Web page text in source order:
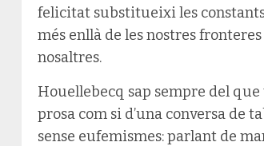
felicitat substitueixi les
més enllà de les nostres
nosaltres.
Houellebecq sap sempre del que
prosa com si d’una conversa de
sense eufemismes: parlant de